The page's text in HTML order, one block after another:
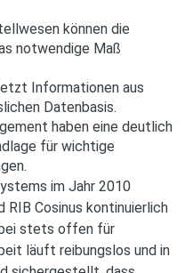
können die
notwendige Maß
Informationen aus
Datenbasis.
haben eine deutlich
für wichtige
im Jahr 2010
RIB Cosinus kontinuierlich
stets offen für
läuft reibungslos und in